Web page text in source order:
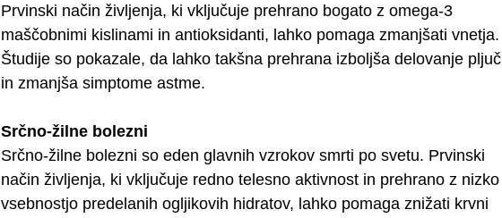
Prvinski način življenja, ki vključuje prehrano bogato z omega-3
maščobnimi kislinami in antioksidanti, lahko pomaga zmanjšati vnetja.
Študije so pokazale, da lahko takšna prehrana izboljša delovanje pljuč
in zmanjša simptome astme.
Srčno-žilne bolezni
Srčno-žilne bolezni so eden glavnih vzrokov smrti po svetu. Prvinski
način življenja, ki vključuje redno telesno aktivnost in prehrano z nizko
vsebnostjo predelanih ogljikovih hidratov, lahko pomaga znižati krvni